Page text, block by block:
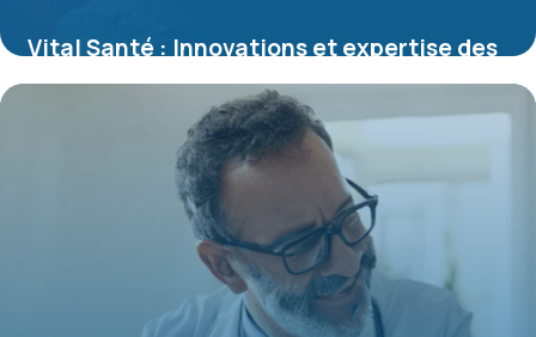
Vital Santé : Innovations et expertise des
compléments nutritionnels pour le bien-